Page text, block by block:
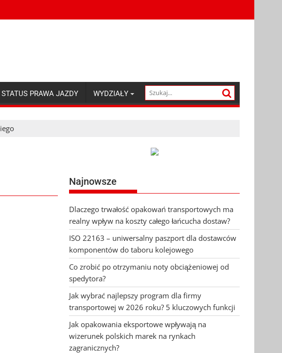
STATUS PRAWA JAZDY WYDZIAŁY
Najnowsze
Dlaczego trwałość opakowań transportowych ma
realny wpływ na koszty całego łańcucha dostaw?
ISO 22163 – uniwersalny paszport dla dostawców
komponentów do taboru kolejowego
Co zrobić po otrzymaniu noty obciążeniowej od
spedytora?
Jak wybrać najlepszy program dla firmy
transportowej w 2026 roku? 5 kluczowych funkcji
Jak opakowania eksportowe wpływają na
wizerunek polskich marek na rynkach
zagranicznych?